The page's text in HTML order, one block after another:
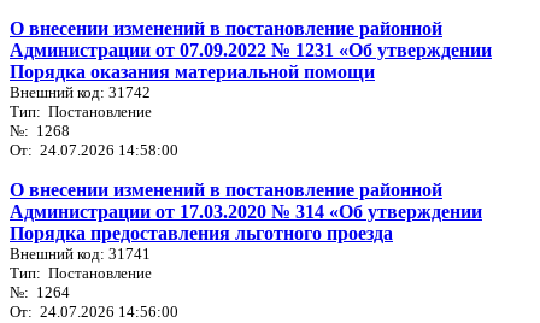
О внесении изменений в постановление районной
Администрации от 07.09.2022 № 1231 «Об утверждении
Порядка оказания материальной помощи
Внешний код: 31742
Тип: Постановление
№: 1268
От: 24.07.2026 14:58:00
О внесении изменений в постановление районной
Администрации от 17.03.2020 № 314 «Об утверждении
Порядка предоставления льготного проезда
Внешний код: 31741
Тип: Постановление
№: 1264
От: 24.07.2026 14:56:00